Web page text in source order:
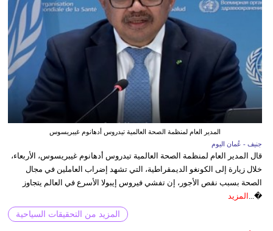
المدير العام لمنظمة الصحة العالمية تيدروس أدهانوم غيبريسوس
جنيف - عُمان اليوم
قال المدير العام لمنظمة الصحة العالمية تيدروس أدهانوم غيبريسوس، الأربعاء،
خلال زيارة إلى الكونغو الديمقراطية، التي تشهد إضراب العاملين في مجال
الصحة بسبب نقص الأجور، إن تفشي فيروس إيبولا الأسرع في العالم يتجاوز
�... المزيد
المزيد من التحقيقات السياحية